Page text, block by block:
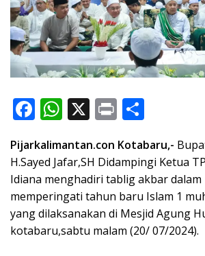
F
e
b
o
o
k
W
at
s
A
p
p
X Pr
t ar
e
Pijarkalimantan.con Kotabaru,-
H.Sayed Jafar,SH Didampingi Ketua
Idiana menghadiri tablig akbar
memperingati tahun baru Islam 1
yang dilaksanakan di Mesjid Agung
kotabaru,sabtu malam (20/ 07/2024).